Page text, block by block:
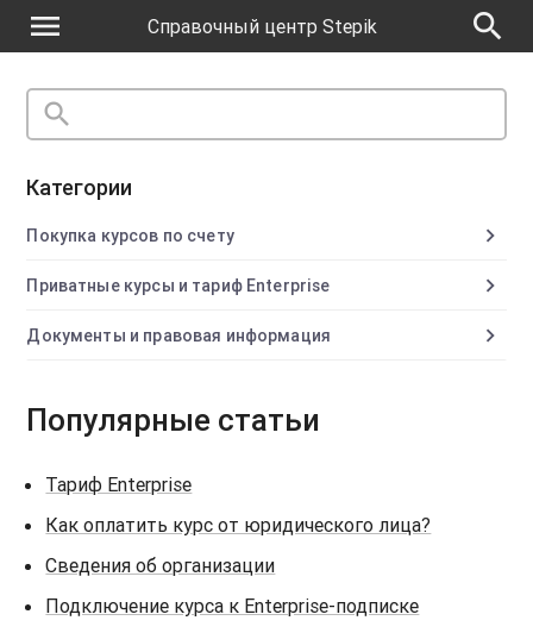
menu Справочный центр Stepik search
search
Категории
Покупка курсов по счету chevron_right
Приватные курсы и тариф Enterprise chevron_right
Документы и правовая информация chevron_right
Популярные статьи
Тариф Enterprise
Как оплатить курс от юридического лица?
Сведения об организации
Подключение курса к Enterprise-подписке